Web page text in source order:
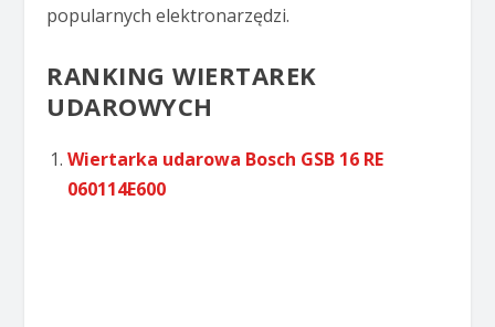
popularnych elektronarzędzi.
RANKING WIERTAREK
UDAROWYCH
Wiertarka udarowa Bosch GSB 16 RE
060114E600